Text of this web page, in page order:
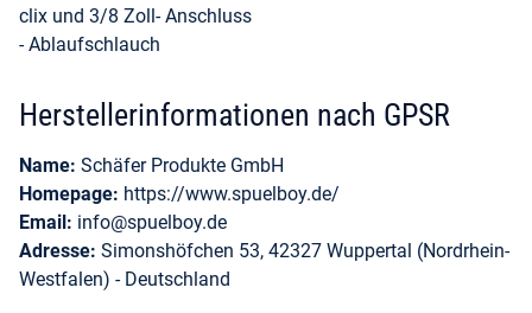
clix und 3/8 Zoll- Anschluss
- Ablaufschlauch
Herstellerinformationen nach GPSR
Name: Schäfer Produkte GmbH
Homepage: https://www.spuelboy.de/
Email: info@spuelboy.de
Adresse: Simonshöfchen 53, 42327 Wuppertal (Nordrhein-
Westfalen) - Deutschland